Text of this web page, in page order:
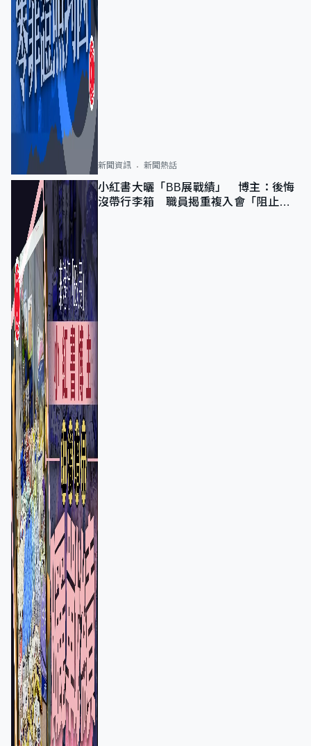
新聞資訊 新聞熱話
小紅書大曬「BB展戰績」 博主：後悔
沒帶行李箱 職員揭重複入會「阻止唔